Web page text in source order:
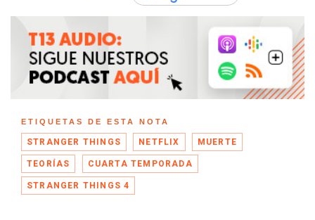
ETIQUETAS DE ESTA NOTA
STRANGER THINGS NETFLIX MUERTE
TEORÍAS CUARTA TEMPORADA
STRANGER THINGS 4